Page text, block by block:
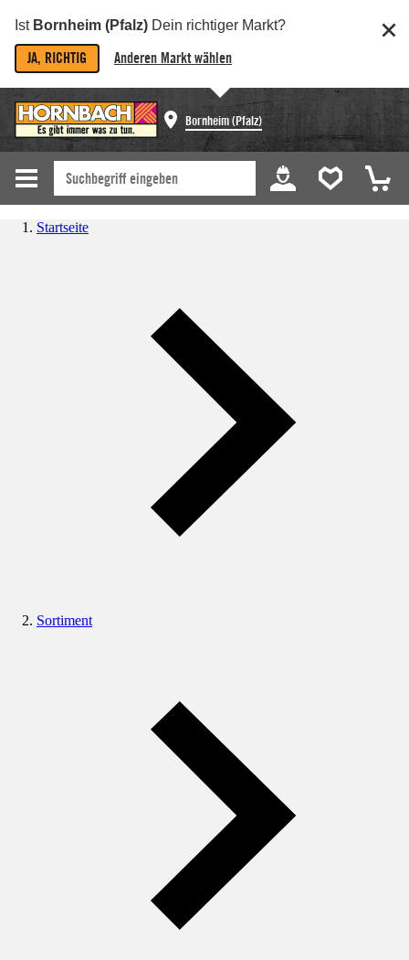
Ist Bornheim (Pfalz) Dein richtiger Markt?
JA, RICHTIG Anderen Markt wählen
Bornheim (Pfalz)
Startseite
Sortiment